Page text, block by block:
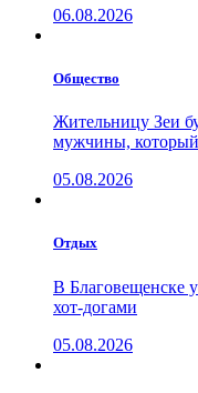
06.08.2026
Общество
Жительницу Зеи
мужчины,
05.08.2026
Отдых
В Благовещенске
хот-догами
05.08.2026